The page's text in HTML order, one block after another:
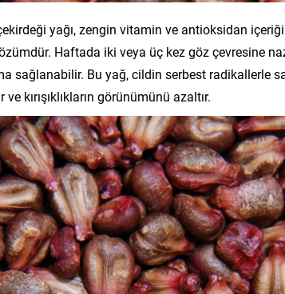
yağı, zengin vitamin ve antioksidan
Haftada iki veya üç kez göz çevresine
sağlanabilir. Bu yağ, cildin serbest radikallerle
kırışıklıkların görünümünü azaltır.